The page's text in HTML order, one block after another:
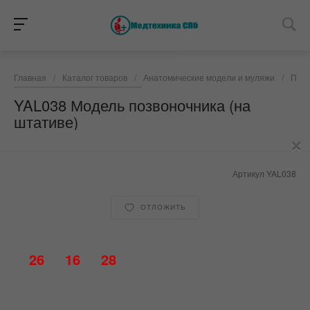
Главная / Каталог товаров / Анатомические модели и муляжи /
YAL038 Модель позвоночника (на
штативе)
Артикул YAL038
ОТЛОЖИТЬ
×
26 16 28